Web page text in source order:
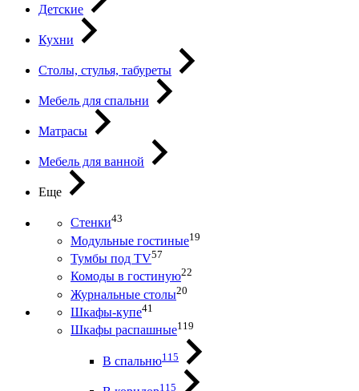
Детские
Кухни
Столы, стулья, табуреты
Мебель для спальни
Матрасы
Мебель для ванной
Еще
Стенки43
Модульные гостиные19
Тумбы под ТV57
Комоды в гостиную22
Журнальные столы20
Шкафы-купе41
Шкафы распашные119
В спальню115
115